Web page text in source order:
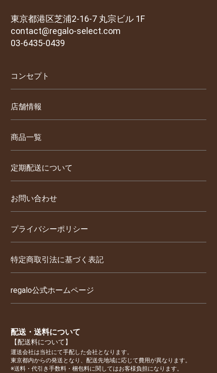
東京都港区芝浦2-16-7 丸宗ビル 1F
contact@regalo-select.com
03-6435-0439
コンセプト
店舗情報
商品一覧
定期配送について
お問い合わせ
プライバシーポリシー
特定商取引法に基づく表記
regalo公式ホームページ
配送・送料について
【配送料について】
運送会社は当社にて手配した会社となります。
東京都内からの発送となり、配送先地域に応じて費用が異なります。
※送料・代引き手数料・梱包料に関してはお客様負担になります。